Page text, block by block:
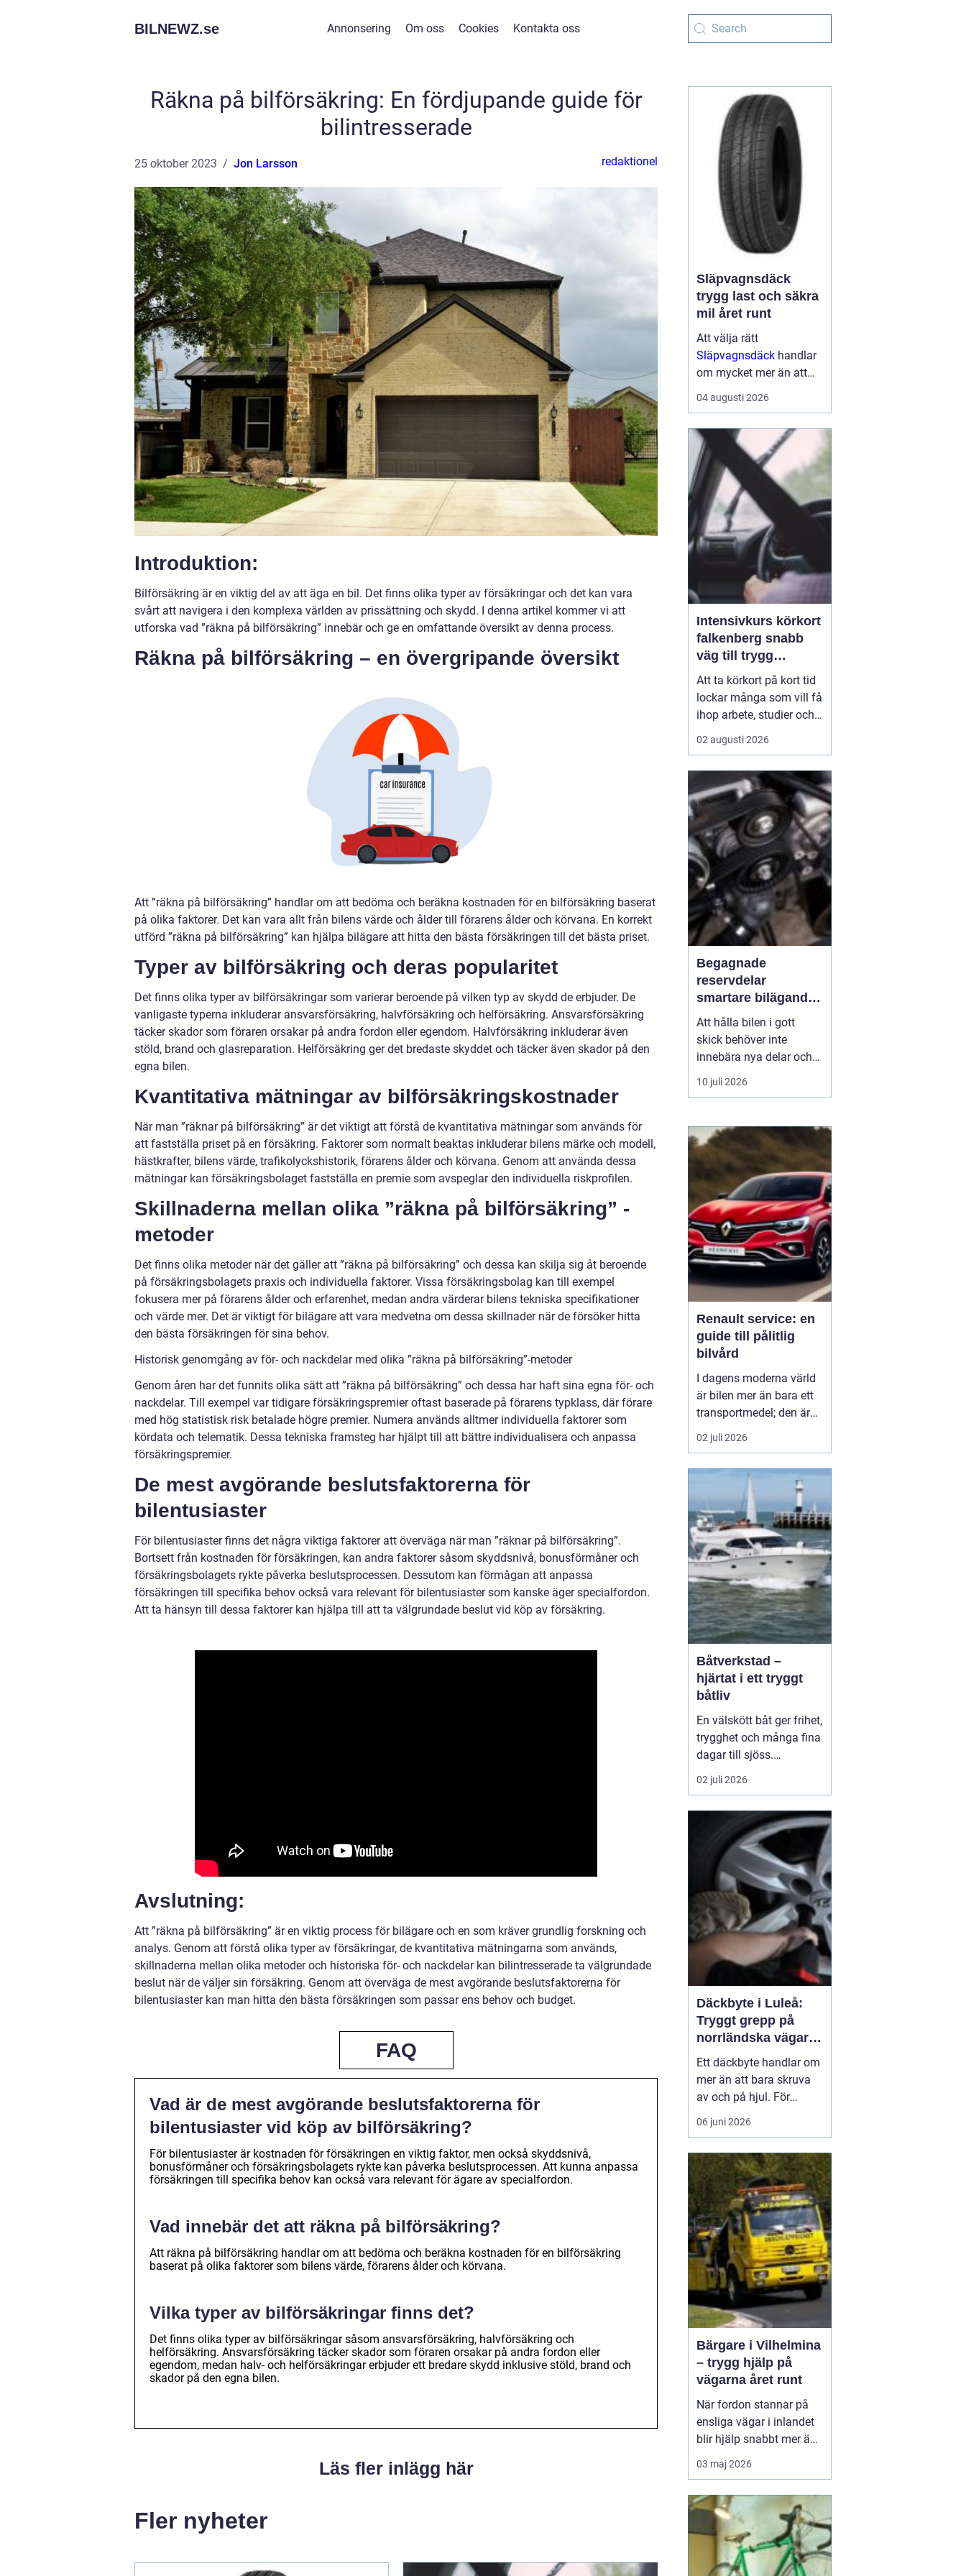
BILNEWZ.se Annonsering Om oss Cookies Kontakta oss
Räkna på bilförsäkring: En fördjupande guide för
bilintresserade
25 oktober 2023 Jon Larsson redaktionel
Introduktion:
Bilförsäkring är en viktig del av att äga en bil. Det finns olika typer av försäkringar och det kan vara
svårt att navigera i den komplexa världen av prissättning och skydd. I denna artikel kommer vi att
utforska vad ”räkna på bilförsäkring” innebär och ge en omfattande översikt av denna process.
Räkna på bilförsäkring – en övergripande översikt
Att ”räkna på bilförsäkring” handlar om att bedöma och beräkna kostnaden för en bilförsäkring baserat
på olika faktorer. Det kan vara allt från bilens värde och ålder till förarens ålder och körvana. En korrekt
utförd ”räkna på bilförsäkring” kan hjälpa bilägare att hitta den bästa försäkringen till det bästa priset.
Typer av bilförsäkring och deras popularitet
Det finns olika typer av bilförsäkringar som varierar beroende på vilken typ av skydd de erbjuder. De
vanligaste typerna inkluderar ansvarsförsäkring, halvförsäkring och helförsäkring. Ansvarsförsäkring
täcker skador som föraren orsakar på andra fordon eller egendom. Halvförsäkring inkluderar även
stöld, brand och glasreparation. Helförsäkring ger det bredaste skyddet och täcker även skador på den
egna bilen.
Kvantitativa mätningar av bilförsäkringskostnader
När man ”räknar på bilförsäkring” är det viktigt att förstå de kvantitativa mätningar som används för
att fastställa priset på en försäkring. Faktorer som normalt beaktas inkluderar bilens märke och modell,
hästkrafter, bilens värde, trafikolyckshistorik, förarens ålder och körvana. Genom att använda dessa
mätningar kan försäkringsbolaget fastställa en premie som avspeglar den individuella riskprofilen.
Skillnaderna mellan olika ”räkna på bilförsäkring” -
metoder
Det finns olika metoder när det gäller att ”räkna på bilförsäkring” och dessa kan skilja sig åt beroende
på försäkringsbolagets praxis och individuella faktorer. Vissa försäkringsbolag kan till exempel
fokusera mer på förarens ålder och erfarenhet, medan andra värderar bilens tekniska specifikationer
och värde mer. Det är viktigt för bilägare att vara medvetna om dessa skillnader när de försöker hitta
den bästa försäkringen för sina behov.
Historisk genomgång av för- och nackdelar med olika ”räkna på bilförsäkring”-metoder
Genom åren har det funnits olika sätt att ”räkna på bilförsäkring” och dessa har haft sina egna för- och
nackdelar. Till exempel var tidigare försäkringspremier oftast baserade på förarens typklass, där förare
med hög statistisk risk betalade högre premier. Numera används alltmer individuella faktorer som
kördata och telematik. Dessa tekniska framsteg har hjälpt till att bättre individualisera och anpassa
försäkringspremier.
De mest avgörande beslutsfaktorerna för
bilentusiaster
För bilentusiaster finns det några viktiga faktorer att överväga när man ”räknar på bilförsäkring”.
Bortsett från kostnaden för försäkringen, kan andra faktorer såsom skyddsnivå, bonusförmåner och
försäkringsbolagets rykte påverka beslutsprocessen. Dessutom kan förmågan att anpassa
försäkringen till specifika behov också vara relevant för bilentusiaster som kanske äger specialfordon.
Att ta hänsyn till dessa faktorer kan hjälpa till att ta välgrundade beslut vid köp av försäkring.
Avslutning:
Att ”räkna på bilförsäkring” är en viktig process för bilägare och en som kräver grundlig forskning och
analys. Genom att förstå olika typer av försäkringar, de kvantitativa mätningarna som används,
skillnaderna mellan olika metoder och historiska för- och nackdelar kan bilintresserade ta välgrundade
beslut när de väljer sin försäkring. Genom att överväga de mest avgörande beslutsfaktorerna för
bilentusiaster kan man hitta den bästa försäkringen som passar ens behov och budget.
FAQ
Vad är de mest avgörande beslutsfaktorerna för
bilentusiaster vid köp av bilförsäkring?
För bilentusiaster är kostnaden för försäkringen en viktig faktor, men också skyddsnivå,
bonusförmåner och försäkringsbolagets rykte kan påverka beslutsprocessen. Att kunna anpassa
försäkringen till specifika behov kan också vara relevant för ägare av specialfordon.
Vad innebär det att räkna på bilförsäkring?
Att räkna på bilförsäkring handlar om att bedöma och beräkna kostnaden för en bilförsäkring
baserat på olika faktorer som bilens värde, förarens ålder och körvana.
Vilka typer av bilförsäkringar finns det?
Det finns olika typer av bilförsäkringar såsom ansvarsförsäkring, halvförsäkring och
helförsäkring. Ansvarsförsäkring täcker skador som föraren orsakar på andra fordon eller
egendom, medan halv- och helförsäkringar erbjuder ett bredare skydd inklusive stöld, brand och
skador på den egna bilen.
Läs fler inlägg här
Fler nyheter
Släpvagnsdäck
trygg last och säkra
mil året runt
Att välja rätt
Släpvagnsdäck handlar
om mycket mer än att
bara hitta rätt
dimension. Däckens
påverkar både
bromssträcka, stabilitet,
köregenskaper och i
förlängningen säkerhe...
04 augusti 2026
Intensivkurs körkort
falkenberg snabb
väg till trygg
körning
Att ta körkort på kort tid
lockar många som vill få
ihop arbete, studier och
vardag utan att dra ut på
processen i flera
intensivkurs körkort
Falkenberg geren tydlig
struktur,...
02 augusti 2026
Begagnade
reservdelar
smartare bilägande
för plånbok och
miljö
Att hålla bilen i gott
skick behöver inte
innebära nya delar och
höga kostnader. Allt fler
bilägare ser
reservdelarbåde
ekonomiskt och ur
miljösynpunkt. Genom
att vä...
10 juli 2026
Renault service: en
guide till pålitlig
bilvård
I dagens moderna värld
är bilen mer än bara ett
transportmedel; den är
en viktig del av vårt
dagliga liv och ofta en
bilen i toppskick är
därför avgörande för att
både förlänga dess
livslängd och behålla ett
högt andrahand...
02 juli 2026
Båtverkstad –
hjärtat i ett tryggt
båtliv
En välskött båt ger frihet,
trygghet och många fina
dagar till sjöss.
Samtidigt kräver ett
säkert båtliv mer än bara
snabb avspolning efter
säsongen. För mån...
02 juli 2026
Däckbyte i Luleå:
Tryggt grepp på
norrländska vägar
året runt
Ett däckbyte handlar om
mer än att bara skruva
av och på hjul. För
bilägare i Luleå är rätt
däck, monterade på rätt
en avgörande
säkerhetsfr&ari...
06 juni 2026
Bärgare i Vilhelmina
– trygg hjälp på
vägarna året runt
När fordon stannar på
ensliga vägar i inlandet
blir hjälp snabbt mer än
bara bekvämlighet det
handlar om trygghet. I
spelar bärgning och
vägassistans en central
roll för både b...
03 maj 2026